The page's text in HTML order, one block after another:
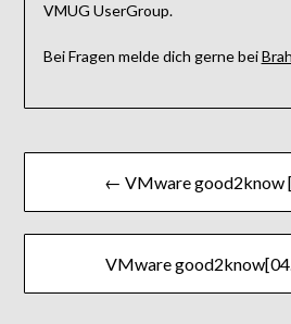
VMUG UserGroup.
Bei Fragen melde dich gerne bei
Beitragsnavigation
← VMware good2know
VMware